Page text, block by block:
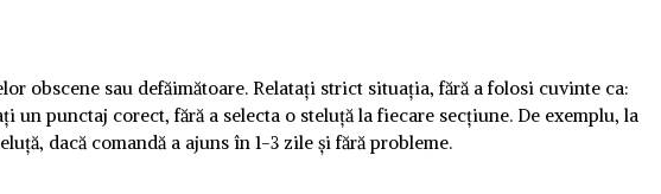
obscene sau defăimătoare. Relatați strict situația, fără a folosi cuvinte ca:
un punctaj corect, fără a selecta o steluță la fiecare secțiune. De exemplu, la
dacă comandă a ajuns în 1-3 zile și fără probleme.